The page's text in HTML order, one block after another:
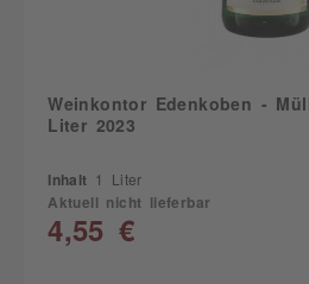
Weinkontor Edenkoben -
Liter 2023
Inhalt 1 Liter
Aktuell nicht lieferbar
4,55 €